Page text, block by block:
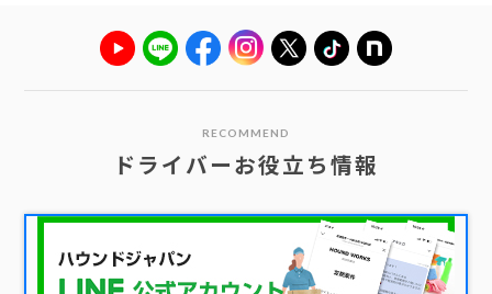
RECOMMEND
ドライバーお役立ち情報